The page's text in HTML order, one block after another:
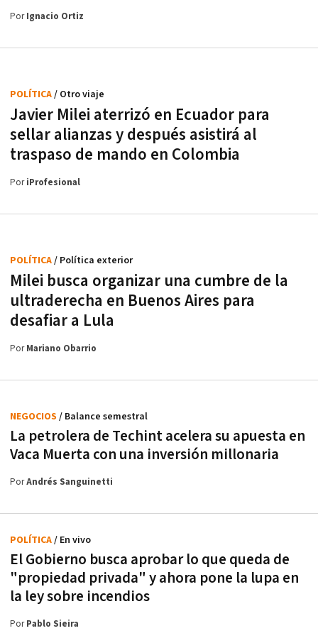
PorIgnacio Ortiz
Javier Milei aterrizó en Ecuador para
sellar alianzas y después asistirá al
traspaso de mando en Colombia
POLÍTICA/ Otro viaje
PoriProfesional
Milei busca organizar una cumbre de la
ultraderecha en Buenos Aires para
desafiar a Lula
POLÍTICA/ Política exterior
PorMariano Obarrio
La petrolera de Techint acelera su apuesta en
Vaca Muerta con una inversión millonaria
NEGOCIOS / Balance semestral
PorAndrés Sanguinetti
El Gobierno busca aprobar lo que queda de
"propiedad privada" y ahora pone la lupa en
la ley sobre incendios
POLÍTICA/ En vivo
PorPablo Sieira